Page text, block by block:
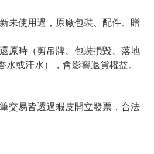
未使用過，原廠包裝、配件、贈
原時（剪吊牌、包裝損毀、落地
或汗水），會影響退貨權益。
交易皆透過蝦皮開立發票，合法